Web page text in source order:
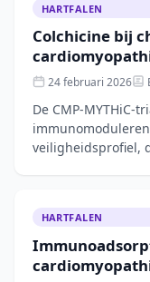
HARTFALEN
Colchicine bij
24 februari 2026
De CMP-MYTHiC-
veiligheidsprofiel,
HARTFALEN